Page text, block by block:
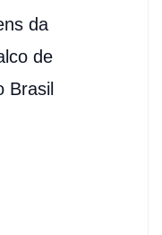
da
de
Brasil